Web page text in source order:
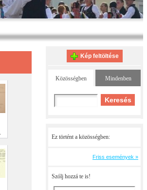
Kép feltöltése
Közösségben Mindenben
Ez történt a közösségben:
Friss események »
Szólj hozzá te is!